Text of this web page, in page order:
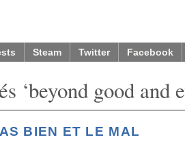
Steam Twitter Facebook
‘beyond good and
BIEN ET LE MAL